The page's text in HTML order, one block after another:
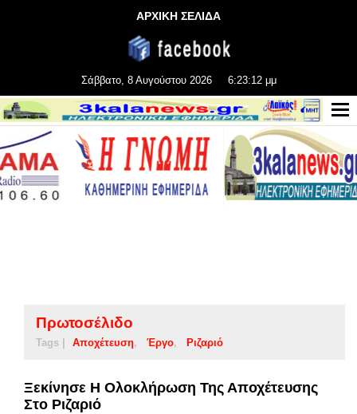
ΑΡΧΙΚΗ ΣΕΛΙΔΑ
Σάββατο, 8 Αυγούστου 2026 6:23:12 μμ
Πρωτοσέλιδο
Tags | Αποχέτευση Έργο Ριζαριό
Ξεκίνησε Η Ολοκλήρωση Της Αποχέτευσης
Στο Ριζαριό